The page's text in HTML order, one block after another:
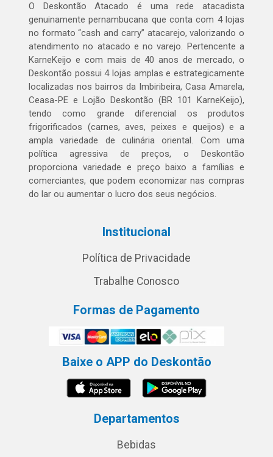
O Deskontão Atacado é uma rede atacadista
genuinamente pernambucana que conta com 4 lojas
no formato “cash and carry” atacarejo, valorizando o
atendimento no atacado e no varejo. Pertencente a
KarneKeijo e com mais de 40 anos de mercado, o
Deskontão possui 4 lojas amplas e estrategicamente
localizadas nos bairros da Imbiribeira, Casa Amarela,
Ceasa-PE e Lojão Deskontão (BR 101 KarneKeijo),
tendo como grande diferencial os produtos
frigorificados (carnes, aves, peixes e queijos) e a
ampla variedade de culinária oriental. Com uma
política agressiva de preços, o Deskontão
proporciona variedade e preço baixo a famílias e
comerciantes, que podem economizar nas compras
do lar ou aumentar o lucro dos seus negócios.
Institucional
Política de Privacidade
Trabalhe Conosco
Formas de Pagamento
Baixe o APP do Deskontão
Departamentos
Bebidas